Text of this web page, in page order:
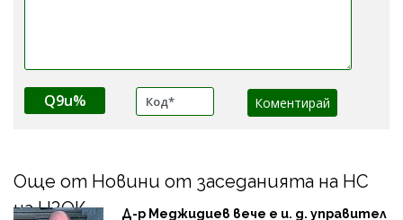
Q9u%
Още от Новини от заседанията на НС
на НЗОК
Д-р Меджидиев вече е и. д. управител